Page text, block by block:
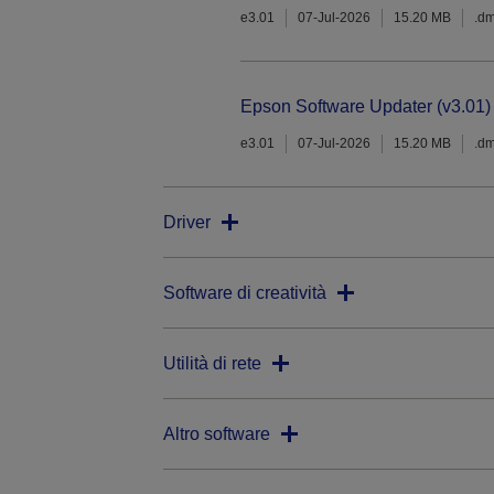
e3.01 07-Jul-2026 15.20 MB
Epson Software Updater (v3.01)
e3.01 07-Jul-2026 15.20 MB
Driver
Software di creatività
Utilità di rete
Altro software